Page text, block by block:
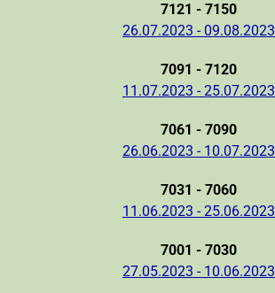
7121 - 7150
26.07.2023 - 09.08.2023
7091 - 7120
11.07.2023 - 25.07.2023
7061 - 7090
26.06.2023 - 10.07.2023
7031 - 7060
11.06.2023 - 25.06.2023
7001 - 7030
27.05.2023 - 10.06.2023